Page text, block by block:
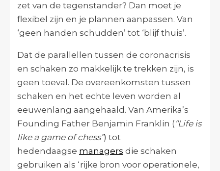
zet van de tegenstander? Dan moet je
flexibel zijn en je plannen aanpassen. Van
‘geen handen schudden’ tot ‘blijf thuis’.
Dat de parallellen tussen de coronacrisis
en schaken zo makkelijk te trekken zijn, is
geen toeval. De overeenkomsten tussen
schaken en het echte leven worden al
eeuwenlang aangehaald. Van Amerika’s
Founding Father Benjamin Franklin ( “Life is
like a game of chess”) tot
hedendaagse managers die schaken
gebruiken als ‘rijke bron voor operationele,